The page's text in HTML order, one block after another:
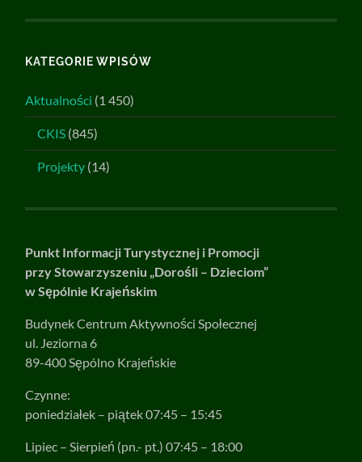
KATEGORIE WPISÓW
Aktualności (1 450)
CKIS (845)
Projekty (14)
Punkt Informacji Turystycznej i Promocji
przy Stowarzyszeniu „Dorośli – Dzieciom”
w Sępólnie Krajeńskim
Budynek Centrum Aktywności Społecznej
ul. Jeziorna 6
89-400 Sępólno Krajeńskie
Czynne:
poniedziałek – piątek 07:45 – 15:45
Lipiec – Sierpień (pn.- pt.) 07:45 – 18:00